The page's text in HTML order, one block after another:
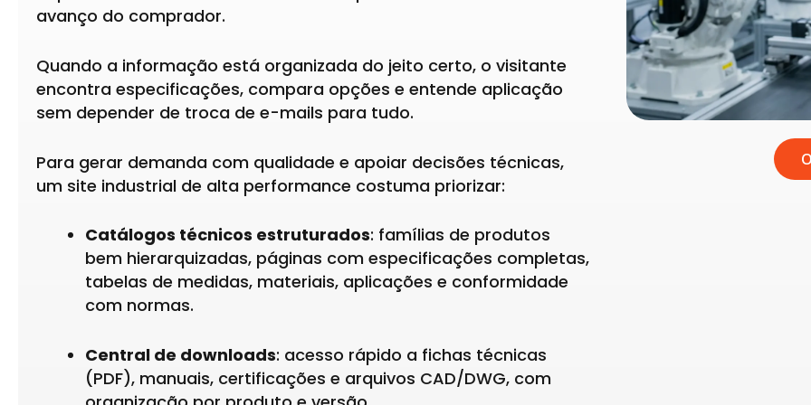
avanço do comprador.
Quando a informação está organizada do jeito certo, o visitante
encontra especificações, compara opções e entende aplicação
sem depender de troca de e-mails para tudo.
Para gerar demanda com qualidade e apoiar decisões técnicas,
um site industrial de alta performance costuma priorizar:
Catálogos técnicos estruturados: famílias de produtos
bem hierarquizadas, páginas com especificações completas,
tabelas de medidas, materiais, aplicações e conformidade
com normas.
Central de downloads: acesso rápido a fichas técnicas
(PDF), manuais, certificações e arquivos CAD/DWG, com